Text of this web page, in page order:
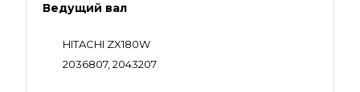
Ведущий вал
HITACHI ZX180W
2036807, 2043207